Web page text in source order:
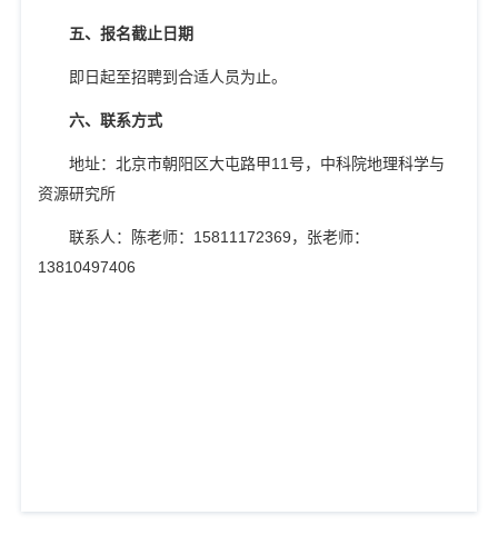
五、报名截止日期
即日起至招聘到合适人员为止。
六、联系方式
地址：北京市朝阳区大屯路甲11号，中科院地理科学与
资源研究所
联系人： 陈老师： 15811172369，张老师：
13810497406